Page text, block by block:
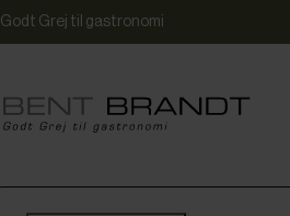
Godt Grej til gastronomi